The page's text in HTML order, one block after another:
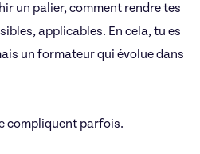
un palier, comment rendre tes
applicables. En cela, tu es
un formateur qui évolue dans
compliquent parfois.